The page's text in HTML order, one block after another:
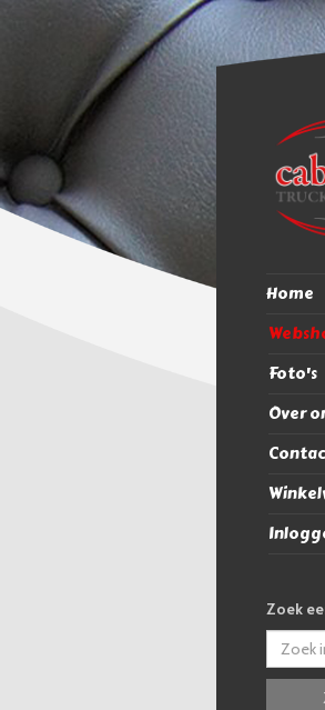
Home
Foto's
Over
Zoek